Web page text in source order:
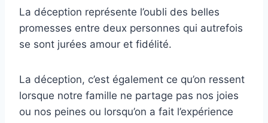
La déception représente l’oubli des belles
promesses entre deux personnes qui autrefois
se sont jurées amour et fidélité.
La déception, c’est également ce qu’on ressent
lorsque notre famille ne partage pas nos joies
ou nos peines ou lorsqu’on a fait l’expérience